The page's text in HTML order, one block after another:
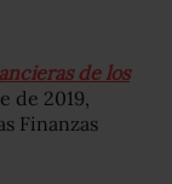
de los
de 2019,
Finanzas